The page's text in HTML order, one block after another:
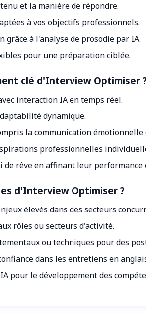
et la manière de répondre.
à vos objectifs professionnels.
grâce à l'analyse de prosodie par IA.
pour une préparation ciblée.
clé d'Interview Optimiser ?
interaction IA en temps réel.
dynamique.
la communication émotionnelle
professionnelles
rêve en affinant leur performance
d'Interview Optimiser ?
élevés dans des secteurs
rôles ou secteurs d'activité.
ou techniques pour des
dans les entretiens en
pour le développement des